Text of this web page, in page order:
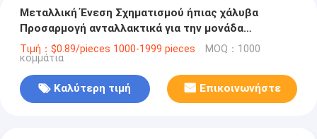
Μεταλλική Ένεση Σχηματισμού ήπιας χάλυβα
Προσαρμογή ανταλλακτικά για την μονάδα
συναρμολόγησης αυτοκινήτων
Τιμή：$0.89/pieces 1000-1999 pieces MOQ：1000
κομμάτια
Καλύτερη τιμή Επικοινωνήστε